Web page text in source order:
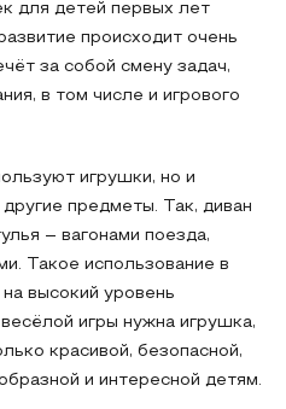
для детей первых лет
происходит очень
за собой смену задач,
в том числе и игрового
игрушки, но и
предметы. Так, диван
– вагонами поезда,
Такое использование в
высокий уровень
игры нужна игрушка,
красивой, безопасной,
и интересной детям.